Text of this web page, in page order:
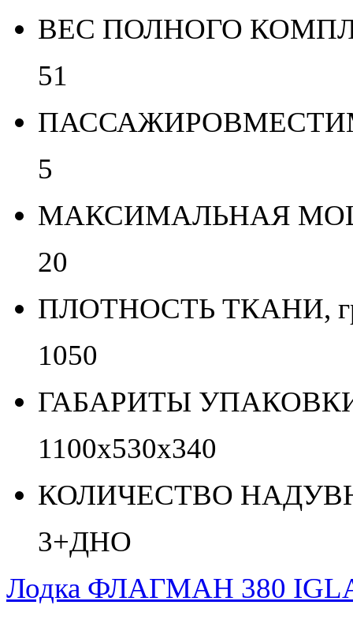
ВЕС ПОЛНОГО
51
5
МАКСИМАЛЬНАЯ
20
ПЛОТНОСТЬ ТКАНИ,
1050
ГАБАРИТЫ
1100х530х340
КОЛИЧЕСТВО
3+ДНО
Лодка ФЛАГМАН 380